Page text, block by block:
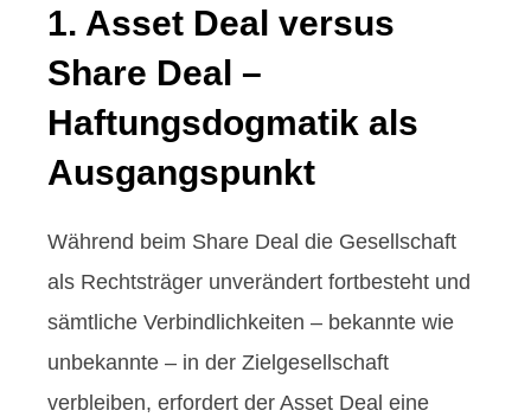
1. Asset Deal versus
Share Deal –
Haftungsdogmatik als
Ausgangspunkt
Während beim Share Deal die Gesellschaft
als Rechtsträger unverändert fortbesteht und
sämtliche Verbindlichkeiten – bekannte wie
unbekannte – in der Zielgesellschaft
verbleiben, erfordert der Asset Deal eine